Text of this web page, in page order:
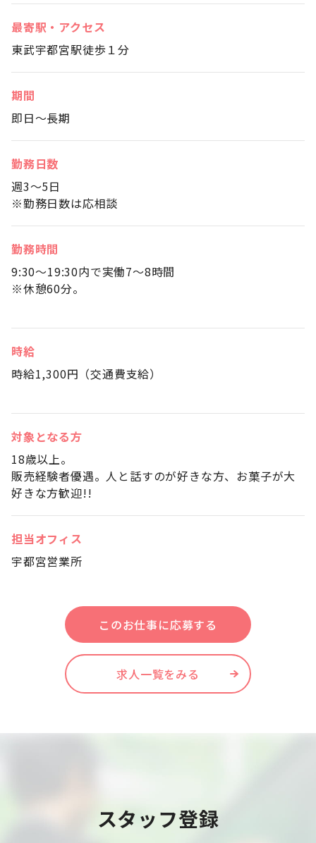
最寄駅・アクセス
東武宇都宮駅徒歩１分
期間
即日～長期
勤務日数
週3～5日
※勤務日数は応相談
勤務時間
9:30～19:30内で実働7～8時間
※休憩60分。
時給
時給1,300円（交通費支給）
対象となる方
18歳以上。
販売経験者優遇。人と話すのが好きな方、お菓子が大
好きな方歓迎!!
担当オフィス
宇都宮営業所
このお仕事に応募する
求人一覧をみる
スタッフ登録